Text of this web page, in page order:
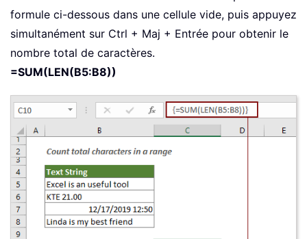
formule ci-dessous dans une cellule vide, puis appuyez
simultanément sur Ctrl + Maj + Entrée pour obtenir le
nombre total de caractères.
=SUM(LEN(B5:B8))